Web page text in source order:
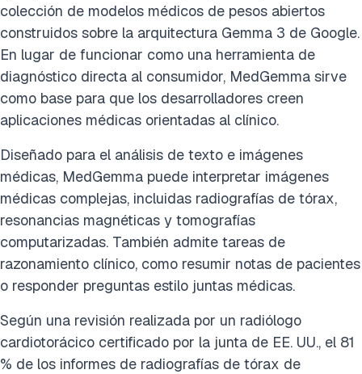
colección de modelos médicos de pesos abiertos
construidos sobre la arquitectura Gemma 3 de Google.
En lugar de funcionar como una herramienta de
diagnóstico directa al consumidor, MedGemma sirve
como base para que los desarrolladores creen
aplicaciones médicas orientadas al clínico.
Diseñado para el análisis de texto e imágenes
médicas, MedGemma puede interpretar imágenes
médicas complejas, incluidas radiografías de tórax,
resonancias magnéticas y tomografías
computarizadas. También admite tareas de
razonamiento clínico, como resumir notas de pacientes
o responder preguntas estilo juntas médicas.
Según una revisión realizada por un radiólogo
cardiotorácico certificado por la junta de EE. UU., el 81
% de los informes de radiografías de tórax de